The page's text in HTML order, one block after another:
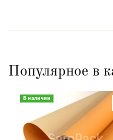
Популярное в
В наличии